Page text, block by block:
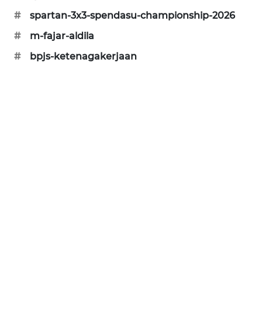
#
spartan-3x3-spendasu-championship-2026
#
m-fajar-aldila
#
bpjs-ketenagakerjaan